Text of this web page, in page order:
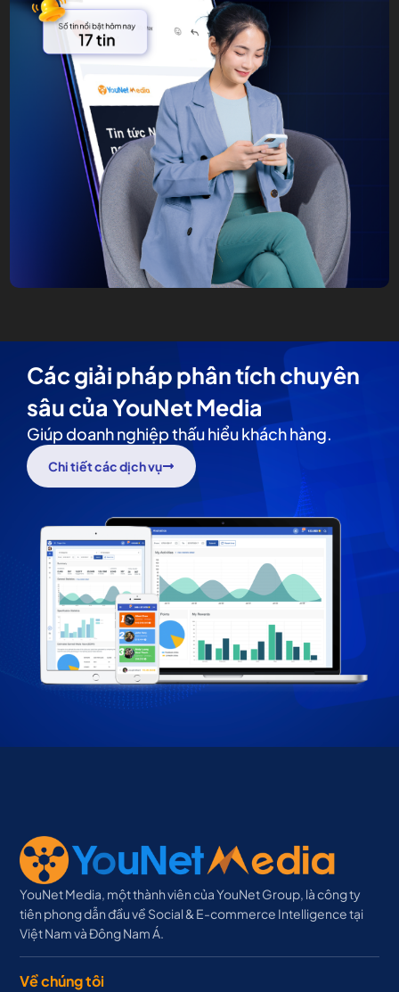
Các giải pháp phân tích chuyên
sâu của YouNet Media
Giúp doanh nghiệp thấu hiểu khách hàng.
Chi tiết các dịch vụ
YouNet Media, một thành viên của YouNet Group, là công ty
tiên phong dẫn đầu về Social & E-commerce Intelligence tại
Việt Nam và Đông Nam Á.
Về chúng tôi